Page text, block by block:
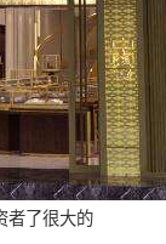
了很大的